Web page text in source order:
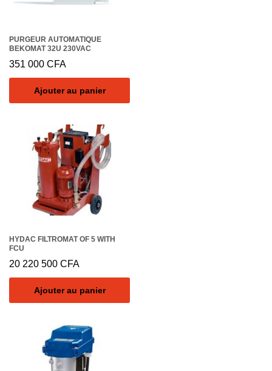
PURGEUR AUTOMATIQUE
BEKOMAT 32U 230VAC
351 000 CFA
Ajouter au panier
HYDAC FILTROMAT OF 5 WITH
FCU
20 220 500 CFA
Ajouter au panier